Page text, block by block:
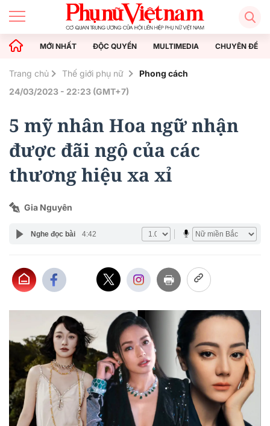
MỚI NHẤT ĐỘC QUYỀN MULTIMEDIA CHUYÊN ĐỀ
Trang chủ Thế giới phụ nữ
Phong cách
24/03/2023 - 22:23 (GMT+7)
5 mỹ nhân Hoa ngữ nhận
được đãi ngộ của các
thương hiệu xa xỉ
Gia Nguyên
Nghe đọc bài 4:42